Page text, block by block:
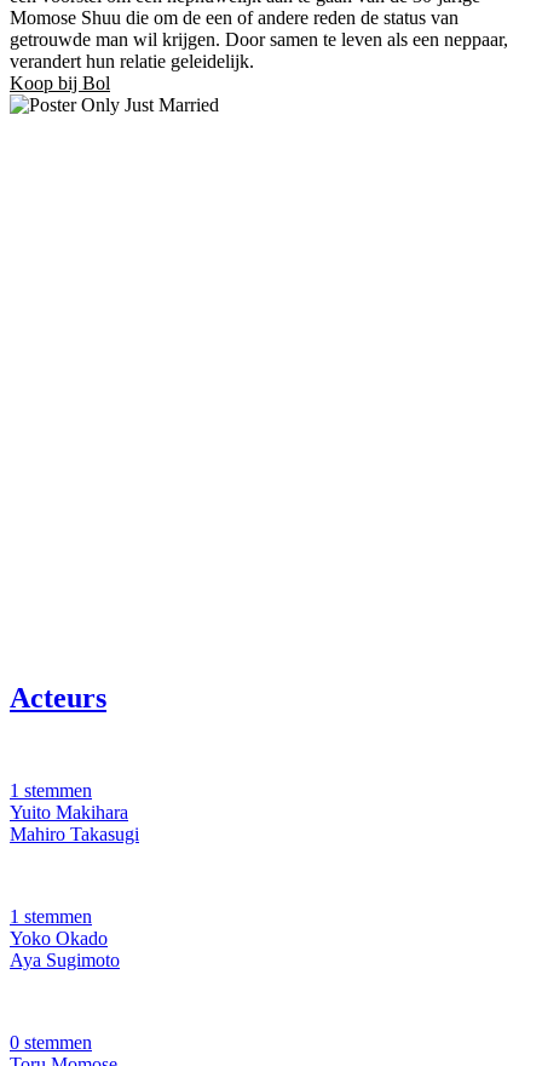
Momose Shuu die om de een of andere reden de status van
getrouwde man wil krijgen. Door samen te leven als een neppaar,
verandert hun relatie geleidelijk.
Koop bij Bol
Acteurs
1 stemmen
Yuito Makihara
Mahiro Takasugi
1 stemmen
Yoko Okado
Aya Sugimoto
0 stemmen